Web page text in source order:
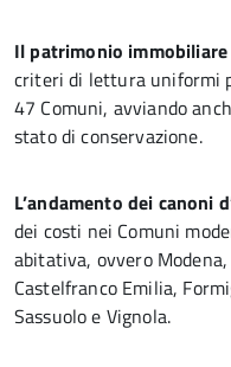
Il patrimonio
criteri di lettura uniformi
47 Comuni, avviando
stato di conservazione.
L’andamento dei canoni
dei costi nei Comuni
abitativa, ovvero
Castelfranco Emilia,
Sassuolo e Vignola.